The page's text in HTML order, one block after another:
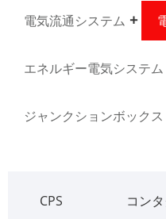
電気流通システム
エネルギー電気システム
ジャンクションボックス
CPS コン